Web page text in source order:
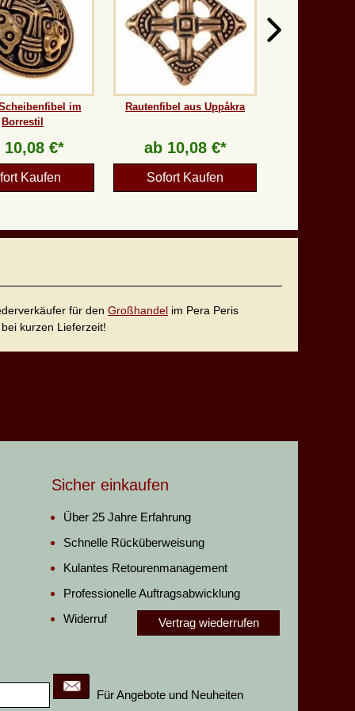
im
Borrestil
10,08 €*
Kaufen
Rautenfibel aus Uppåkra
ab 10,08 €*
Sofort Kaufen
für den Großhandel im Pera Peris
kurzen Lieferzeit!
Für Angebote und Neuheiten
Sicher einkaufen
Über 25 Jahre Erfahrung
Schnelle Rücküberweisung
Kulantes Retourenmanagement
Professionelle Auftragsabwicklung
Widerruf
Vertrag wiederrufen